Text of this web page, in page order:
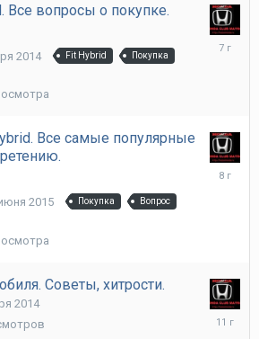
Все вопросы о покупке.
2014 Fit Hybrid Покупка
11
Все самые популярные
2015 Покупка Вопрос
27
Советы, хитрости.
2014